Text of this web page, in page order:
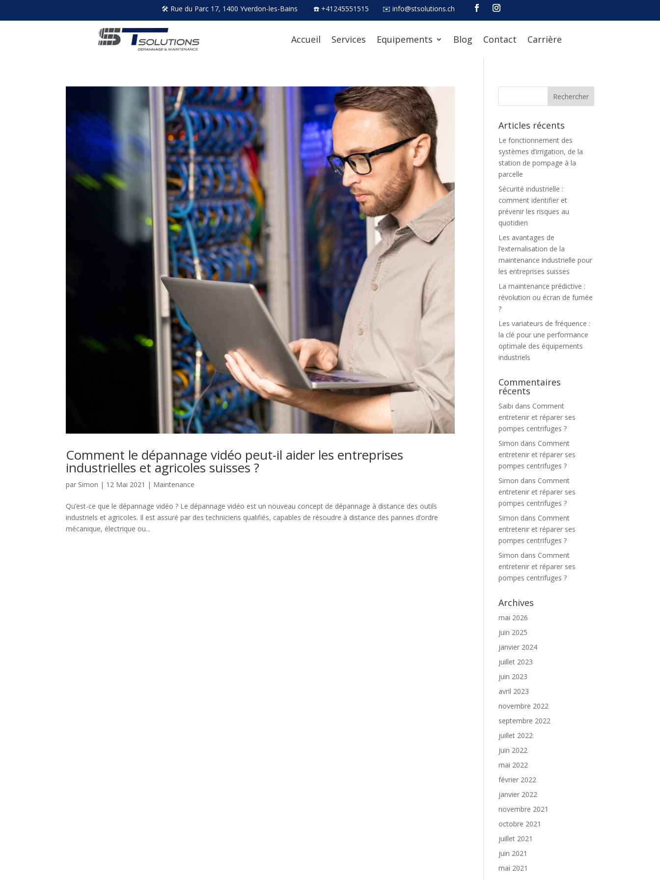
🛠 Rue du Parc 17, 1400 Yverdon-les-Bains ☎ +41245551515 ✉ info@stsolutions.ch
Accueil Services Equipements Blog Contact Carrière
Comment le dépannage vidéo peut-il aider les entreprises
industrielles et agricoles suisses ?
par Simon | 12 Mai 2021 | Maintenance
Qu’est-ce que le dépannage vidéo ? Le dépannage vidéo est un nouveau concept de dépannage à distance des outils
industriels et agricoles. Il est assuré par des techniciens qualifiés, capables de résoudre à distance des pannes d’ordre
mécanique, électrique ou...
Articles récents
Le fonctionnement des
systèmes d’irrigation, de la
station de pompage à la
parcelle
Sécurité industrielle :
comment identifier et
prévenir les risques au
quotidien
Les avantages de
l’externalisation de la
maintenance industrielle pour
les entreprises suisses
La maintenance prédictive :
révolution ou écran de fumée
?
Les variateurs de fréquence :
la clé pour une performance
optimale des équipements
industriels
Commentaires
récents
Saibi dans Comment
entretenir et réparer ses
pompes centrifuges ?
Simon dans Comment
entretenir et réparer ses
pompes centrifuges ?
Simon dans Comment
entretenir et réparer ses
pompes centrifuges ?
Simon dans Comment
entretenir et réparer ses
pompes centrifuges ?
Simon dans Comment
entretenir et réparer ses
pompes centrifuges ?
Archives
mai 2026
juin 2025
janvier 2024
juillet 2023
juin 2023
avril 2023
novembre 2022
septembre 2022
juillet 2022
juin 2022
mai 2022
février 2022
janvier 2022
novembre 2021
octobre 2021
juillet 2021
juin 2021
mai 2021